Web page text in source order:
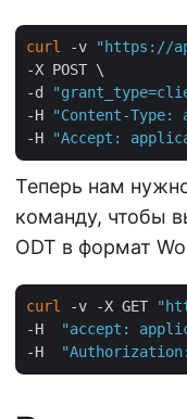
curl -v "https://
-X POST \
-d
-H
"Content-Type:
-H
"Accept:
Теперь нам
команду, чтобы
ODT в формат
curl -v -X GET
-H
"accept:
-H
"Authorization: